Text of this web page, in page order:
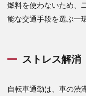
燃料を使わないため、
能な交通手段を選ぶ一
ストレス解消
自転車通勤は、車の渋